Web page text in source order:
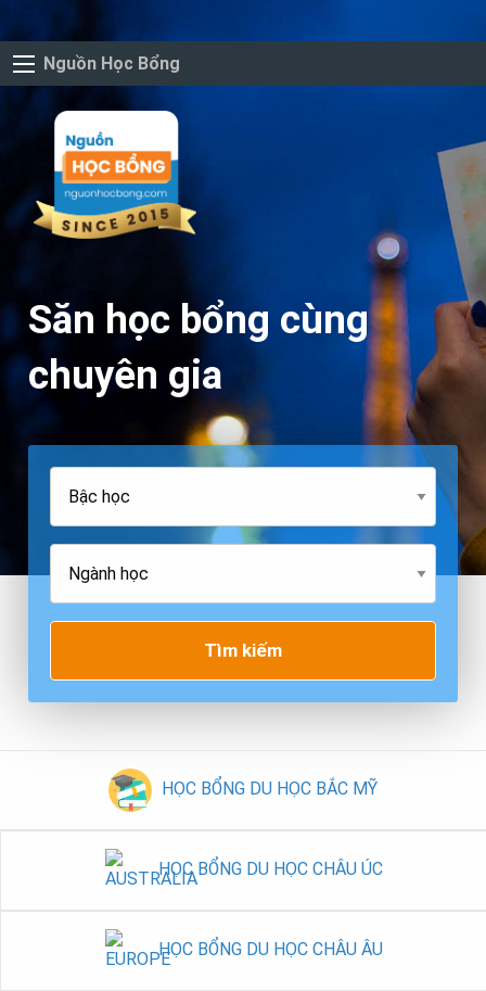
Nguồn Học Bổng
Săn học bổng cùng
chuyên gia
Tìm kiếm
HỌC BỔNG DU HỌC BẮC MỸ
HỌC BỔNG DU HỌC CHÂU ÚC
HỌC BỔNG DU HỌC CHÂU ÂU